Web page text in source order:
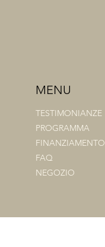
MENU
TESTIMONIANZE
PROGRAMMA
FINANZIAMENTO
FAQ
NEGOZIO